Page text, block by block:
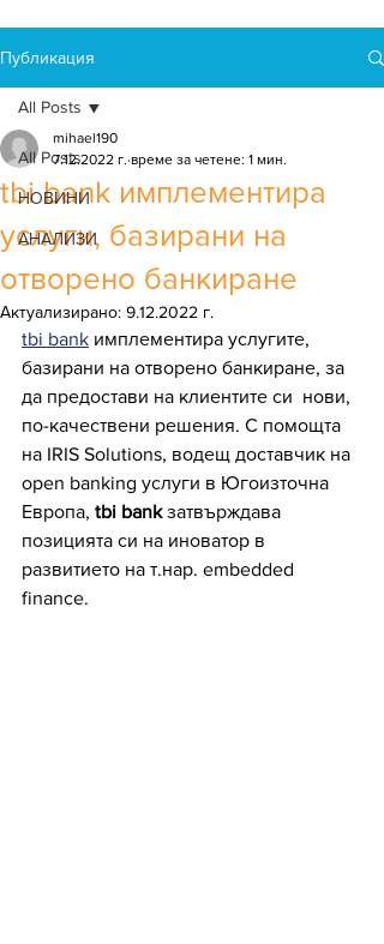
Публикация
All Posts
НОВИНИ
АНАЛИЗИ
All Posts
tbi bank имплементира
услуги, базирани на
отворено банкиране
mihael190
7.12.2022 г. време за четене: 1 мин.
Актуализирано: 9.12.2022 г.
tbi bank имплементира услугите,
базирани на отворено банкиране, за
да предостави на клиентите си  нови,
по-качествени решения. С помощта
на IRIS Solutions, водещ доставчик на
open banking услуги в Югоизточна
Европа, tbi bank затвърждава
позицията си на иноватор в
развитието на т.нар. embedded
finance.